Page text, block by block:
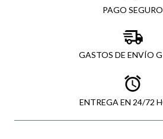
PAGO SEGURO
GASTOS DE ENVÍO
ENTREGA EN 24/72